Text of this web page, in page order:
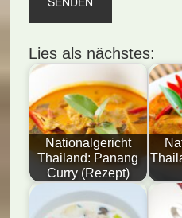
Lies als nächstes:
Nationalgericht
Thailand: Panang
Curry (Rezept)